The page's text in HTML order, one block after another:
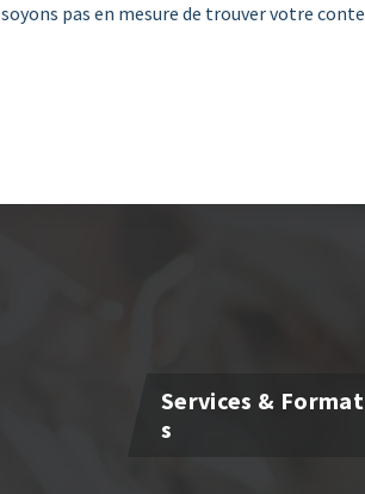
pas en mesure de trouver votre
Services &
S